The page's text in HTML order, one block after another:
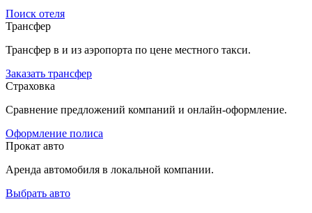
Поиск отеля
Трансфер
Трансфер в и из аэропорта по цене местного такси.
Заказать трансфер
Страховка
Сравнение предложений компаний и онлайн-оформление.
Оформление полиса
Прокат авто
Аренда автомобиля в локальной компании.
Выбрать авто